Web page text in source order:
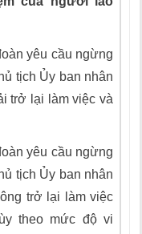
yêu cầu ngừng
tịch Ủy ban nhân
trở lại làm việc và
yêu cầu ngừng
tịch Ủy ban nhân
trở lại làm việc
theo mức độ vi